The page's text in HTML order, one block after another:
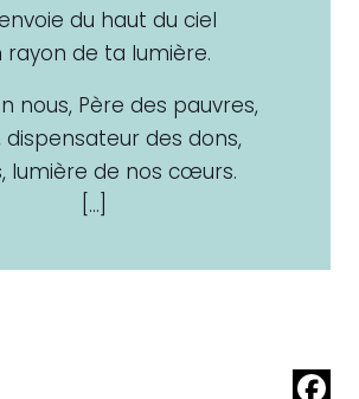
du haut du ciel
rayon de ta lumière.
nous, Père des pauvres,
dispensateur des dons,
lumière de nos cœurs.
[…]